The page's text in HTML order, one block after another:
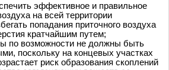
эффективное и правильное
на всей территории
попадания приточного воздуха
кратчайшим путем;
по возможности не должны быть
поскольку на концевых участках
риск образования скоплений